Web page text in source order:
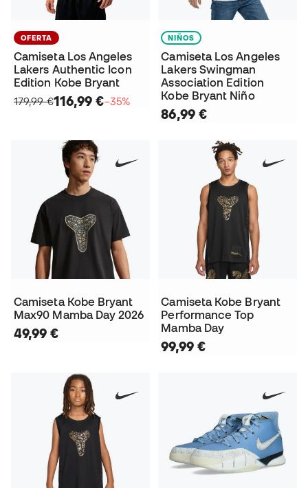
OFERTA
Camiseta Los Angeles
Lakers Authentic Icon
Edition Kobe Bryant
179,99 €116,99 €−35%
NIÑOS
Camiseta Los Angeles
Lakers Swingman
Association Edition
Kobe Bryant Niño
86,99 €
Camiseta Kobe Bryant
Max90 Mamba Day 2026
49,99 €
Camiseta Kobe Bryant
Performance Top
Mamba Day
99,99 €